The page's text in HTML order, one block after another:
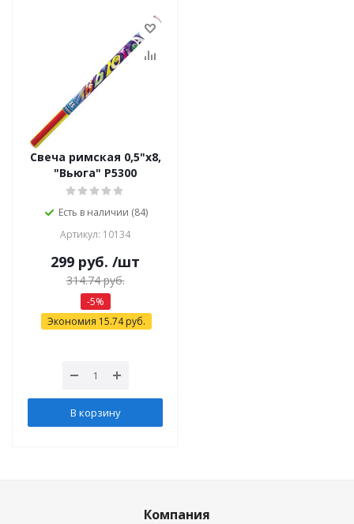
Свеча римская 0,5"х8,
"Вьюга" Р5300
Есть в наличии (84)
Артикул: 10134
299 руб. /шт
314.74руб.
-5%
Экономия 15.74руб.
В корзину
Компания